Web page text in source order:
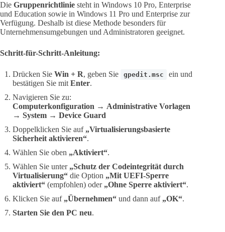
Die Gruppenrichtlinie steht in Windows 10 Pro, Enterprise
und Education sowie in Windows 11 Pro und Enterprise zur
Verfügung. Deshalb ist diese Methode besonders für
Unternehmensumgebungen und Administratoren geeignet.
Schritt-für-Schritt-Anleitung:
Drücken Sie Win + R, geben Sie gpedit.msc
ein und
bestätigen Sie mit Enter.
Navigieren Sie zu:
Computerkonfiguration → Administrative Vorlagen
→ System → Device Guard
Doppelklicken Sie auf „Virtualisierungsbasierte
Sicherheit aktivieren“.
Wählen Sie oben „Aktiviert“.
Wählen Sie unter „Schutz der Codeintegrität durch
Virtualisierung“ die Option „Mit UEFI-Sperre
aktiviert“ (empfohlen) oder „Ohne Sperre aktiviert“.
Klicken Sie auf „Übernehmen“ und dann auf „OK“.
Starten Sie den PC neu.